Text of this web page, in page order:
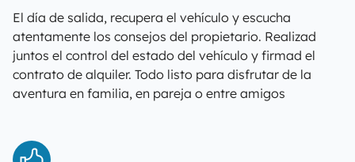
El día de salida, recupera el vehículo y escucha
atentamente los consejos del propietario. Realizad
juntos el control del estado del vehículo y firmad el
contrato de alquiler. Todo listo para disfrutar de la
aventura en familia, en pareja o entre amigos